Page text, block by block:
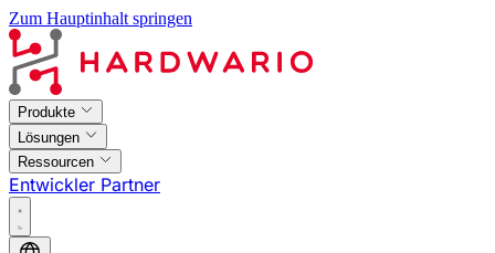
Zum Hauptinhalt springen
Produkte
Lösungen
Ressourcen
Entwickler Partner